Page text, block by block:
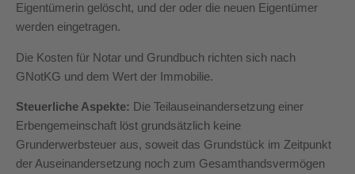
Eigentümerin gelöscht, und der oder die neuen Eigentümer
werden eingetragen.
Die Kosten für Notar und Grundbuch richten sich nach
GNotKG und dem Wert der Immobilie.
Steuerliche Aspekte: Die Teilauseinandersetzung einer
Erbengemeinschaft löst grundsätzlich keine
Grunderwerbsteuer aus, soweit das Grundstück im Zeitpunkt
der Auseinandersetzung noch zum Gesamthandsvermögen